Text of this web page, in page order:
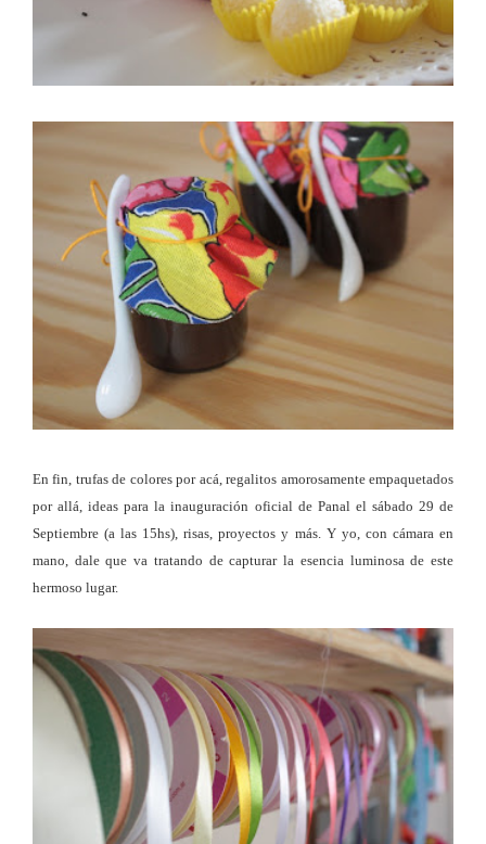
En fin, trufas de colores por acá, regalitos amorosamente empaquetados
por allá, ideas para la inauguración oficial de Panal el sábado 29 de
Septiembre (a las 15hs), risas, proyectos y más. Y yo, con cámara en
mano, dale que va tratando de capturar la esencia luminosa de este
hermoso lugar.